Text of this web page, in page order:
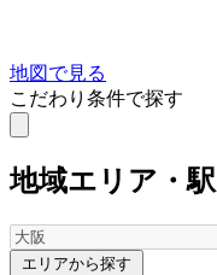
地図で見る
こだわり条件で探す
地域エリア・駅
エリアから探す